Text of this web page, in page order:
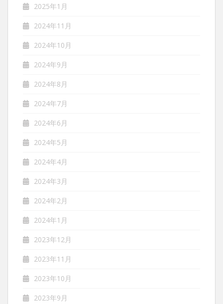
2025年1月
2024年11月
2024年10月
2024年9月
2024年8月
2024年7月
2024年6月
2024年5月
2024年4月
2024年3月
2024年2月
2024年1月
2023年12月
2023年11月
2023年10月
2023年9月